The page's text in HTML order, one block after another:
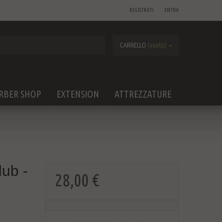
ENTRA
REGISTRATI
CARRELLO (vuoto)
ATTREZZATURE
EXTENSION
SHOP
- 28,00 €